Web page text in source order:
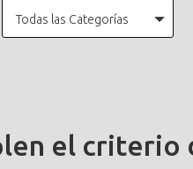
Todas las Categorías
el criterio